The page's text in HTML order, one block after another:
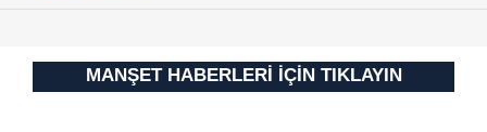
MANŞET HABERLERİ İÇİN TIKLAYIN